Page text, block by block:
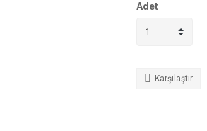
Adet
Karşılaştır